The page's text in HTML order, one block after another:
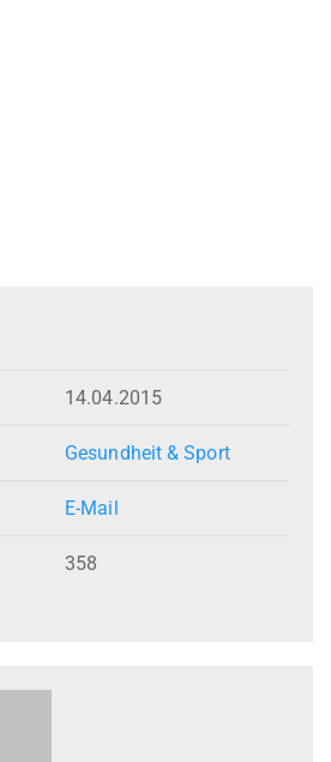
14.04.2015
Gesundheit & Sport
E-Mail
358